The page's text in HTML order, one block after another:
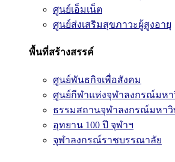
ศูนย์เอ็มเน็ต
ศูนย์ส่งเสริมสุขภาวะผู้สูงอายุ
พื้นที่สร้างสรรค์
ศูนย์พันธกิจเพื่อสังคม
ศูนย์กีฬาแห่งจุฬาลงกรณ์มหา
ธรรมสถานจุฬาลงกรณ์มหาวิ
อุทยาน 100 ปี จุฬาฯ
จุฬาลงกรณ์ราชบรรณาลัย